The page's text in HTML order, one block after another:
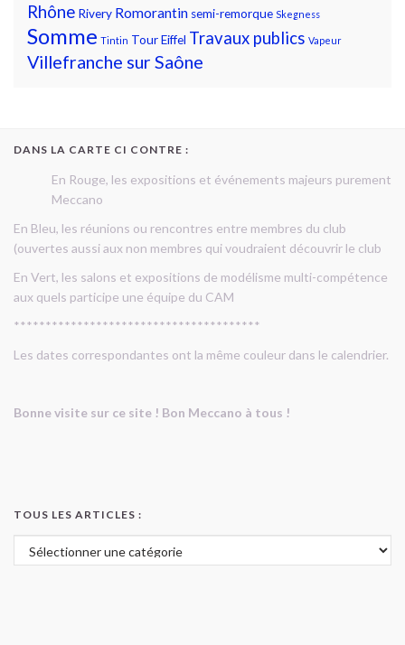
Rhône Rivery Romorantin semi-remorque Skegness
Somme Tintin Tour Eiffel Travaux publics Vapeur
Villefranche sur Saône
DANS LA CARTE CI CONTRE :
En Rouge, les expositions et événements majeurs purement
Meccano
En Bleu, les réunions ou rencontres entre membres du club
(ouvertes aussi aux non membres qui voudraient découvrir le club
En Vert, les salons et expositions de modélisme multi-compétence
aux quels participe une équipe du CAM
***************************************
Les dates correspondantes ont la même couleur dans le calendrier.
Bonne visite sur ce site ! Bon Meccano à tous !
TOUS LES ARTICLES :
Tous les articles :